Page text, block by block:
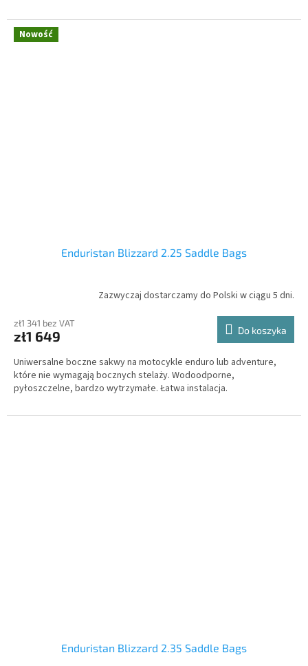
Nowość
Enduristan Blizzard 2.25 Saddle Bags
Zazwyczaj dostarczamy do Polski w ciągu 5 dni.
zł1 341 bez VAT
zł1 649 Do koszyka
Uniwersalne boczne sakwy na motocykle enduro lub adventure,
które nie wymagają bocznych stelaży. Wodoodporne,
pyłoszczelne, bardzo wytrzymałe. Łatwa instalacja.
Enduristan Blizzard 2.35 Saddle Bags